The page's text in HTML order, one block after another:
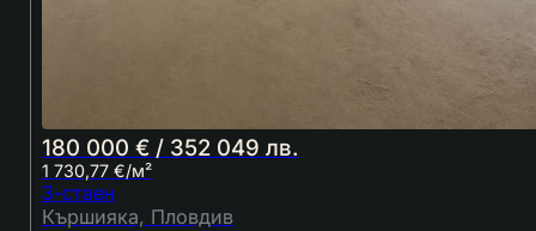
180 000 € / 352 049 лв.
1 730,77 €/м²
3-стаен
Кършияка, Пловдив